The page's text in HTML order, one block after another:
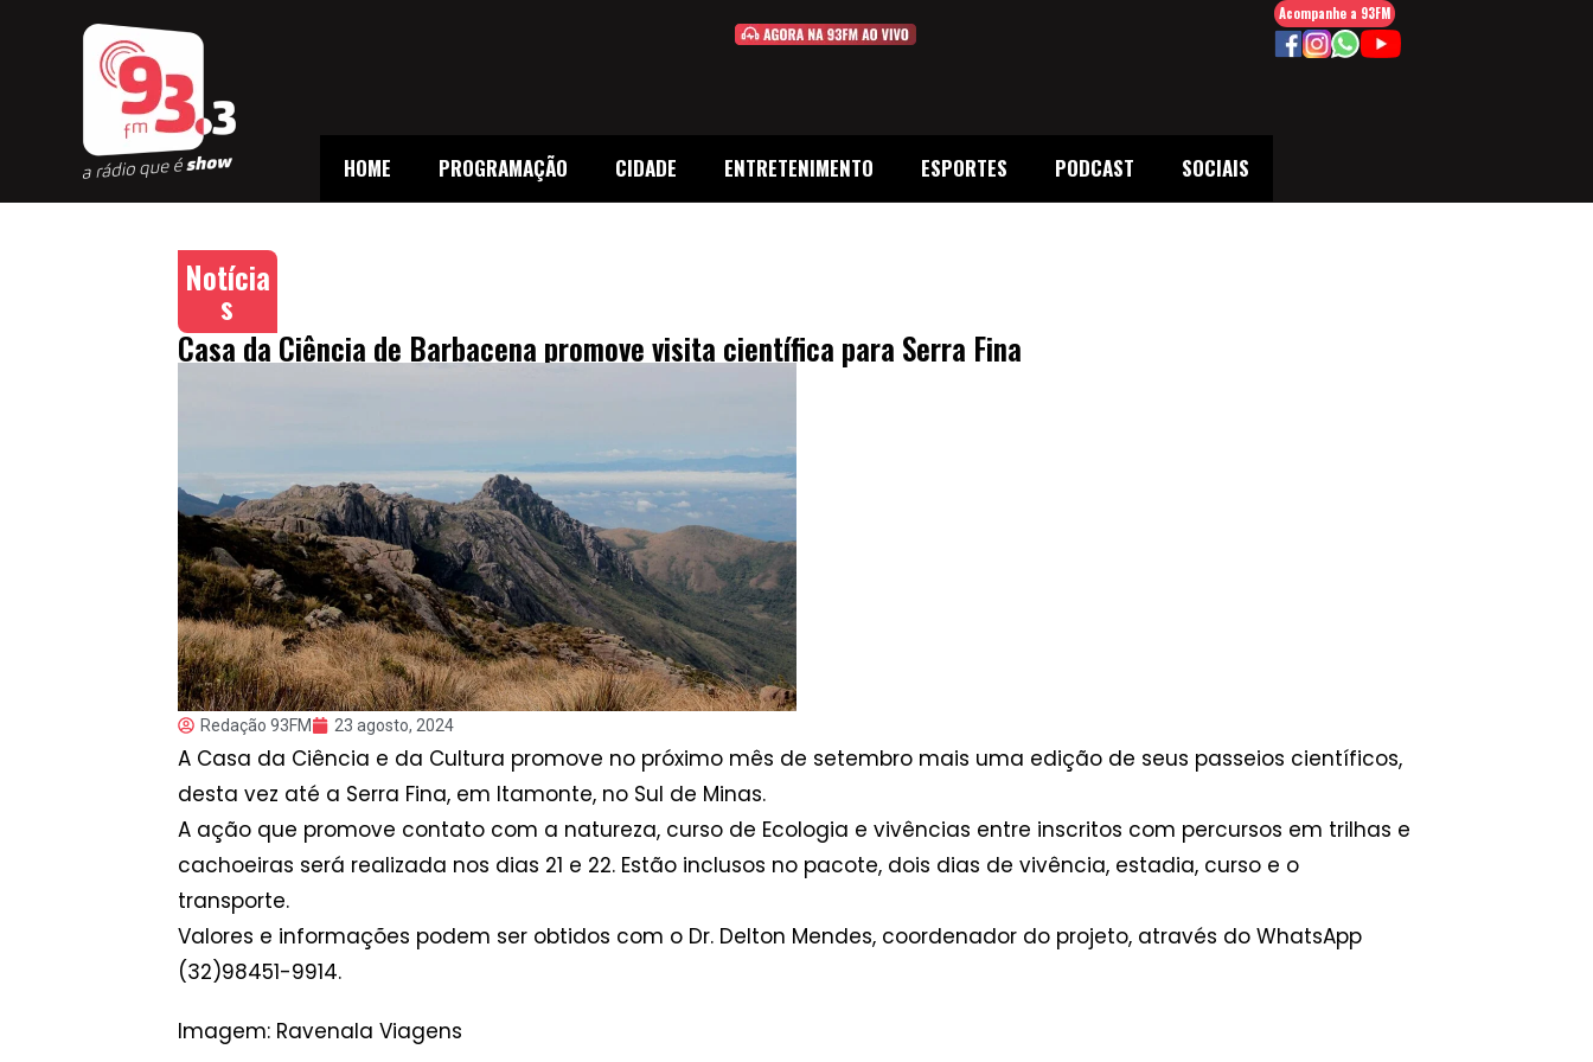
HOME PROGRAMAÇÃO CIDADE ENTRETENIMENTO ESPORTES PODCAST SOCIAIS
Acompanhe a 93FM
Notícia
s
Casa da Ciência de Barbacena promove visita científica para Serra Fina
Redação 93FM 23 agosto, 2024
A Casa da Ciência e da Cultura promove no próximo mês de setembro mais uma edição de seus passeios científicos,
desta vez até a Serra Fina, em Itamonte, no Sul de Minas.
A ação que promove contato com a natureza, curso de Ecologia e vivências entre inscritos com percursos em trilhas e
cachoeiras será realizada nos dias 21 e 22. Estão inclusos no pacote, dois dias de vivência, estadia, curso e o
transporte.
Valores e informações podem ser obtidos com o Dr. Delton Mendes, coordenador do projeto, através do WhatsApp
(32)98451-9914.
Imagem: Ravenala Viagens